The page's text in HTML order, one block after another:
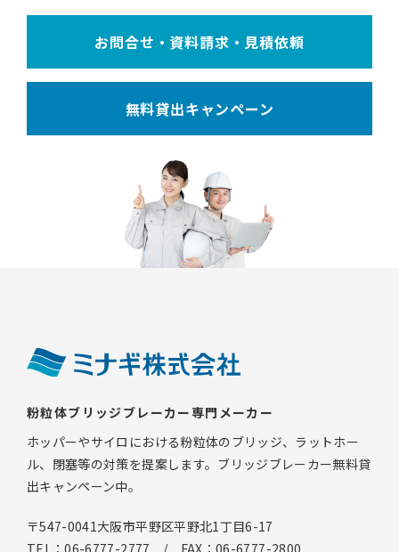
お問合せ・資料請求・見積依頼
無料貸出キャンペーン
粉粒体ブリッジブレーカー専門メーカー
ホッパーやサイロにおける粉粒体のブリッジ、ラットホー
ル、閉塞等の対策を提案します。ブリッジブレーカー無料貸
出キャンペーン中。
〒547-0041大阪市平野区平野北1丁目6-17
TEL：06-6777-2777 / FAX：06-6777-2800